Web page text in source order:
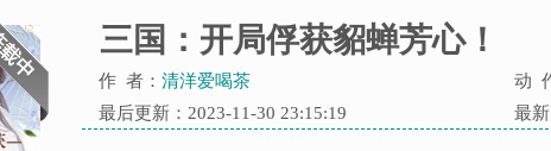
三国：开局俘获貂蝉芳心！
作 者： 清洋爱喝茶 动
最后更新：2023-11-30 23:15:19
最新